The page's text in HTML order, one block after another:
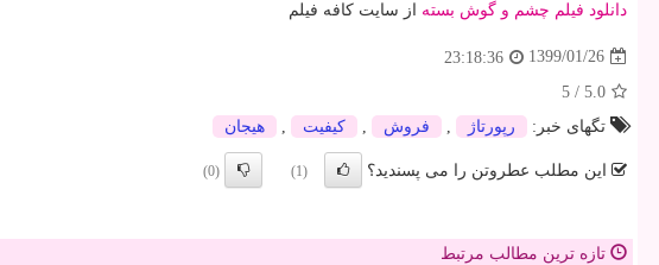
دانلود فیلم چشم و گوش بسته از سایت کافه فیلم
1399/01/26
23:18:36
5.0
/
5
تگهای خبر:
رپورتاژ , فروش , كیفیت , هیجان
این مطلب عطروتن را می پسندید؟ (1)
(0)
تازه ترین مطالب مرتبط